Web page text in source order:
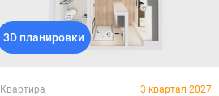
3D планировки
Квартира 3 квартал 2027